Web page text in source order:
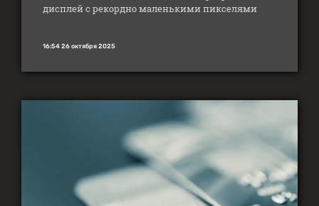
дисплей с рекордно маленькими пикселями
16:54 26 октября 2025